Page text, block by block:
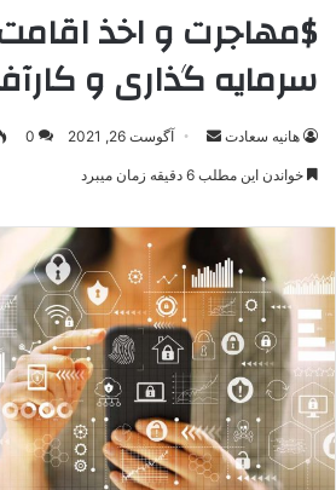
$مهاجرت و اخذ اقامت
سرمایه گذاری و
هانیه سعادت
ارسالآگوست 26, 2021 0
خواندن این مطلب 6 دقیقه زمان میبرد